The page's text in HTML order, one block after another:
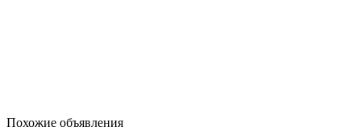
Похожие объявления